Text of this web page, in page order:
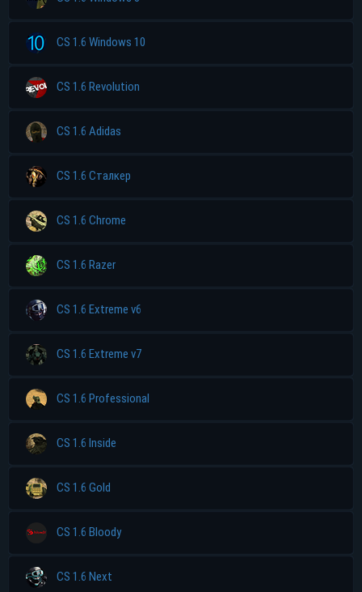
CS 1.6 Windows 10
CS 1.6 Revolution
CS 1.6 Adidas
CS 1.6 Сталкер
CS 1.6 Chrome
CS 1.6 Razer
CS 1.6 Extreme v6
CS 1.6 Extreme v7
CS 1.6 Professional
CS 1.6 Inside
CS 1.6 Gold
CS 1.6 Bloody
CS 1.6 Next